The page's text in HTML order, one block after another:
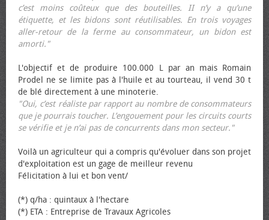
c’est moins coûteux que des bouteilles. II n’y a qu’une
étiquette, et les bidons sont réutilisables. En trois voyages
aller-retour de la ferme au consommateur, un bidon est
amorti."
L'objectif et de produire 100.000 L par an mais Romain
Prodel ne se limite pas à l'huile et au tourteau, il vend 30 t
de blé directement à une minoterie.
"Oui, c’est réaliste par rapport au nombre de consommateurs
que je pourrais toucher. L’engouement pour les circuits courts
se vérifie et je n’ai pas de concurrents dans mon secteur."
Voilà un agriculteur qui a compris qu'évoluer dans son projet
d'exploitation est un gage de meilleur revenu
Félicitation à lui et bon vent/
(*) q/ha : quintaux à l'hectare
(*) ETA : Entreprise de Travaux Agricoles